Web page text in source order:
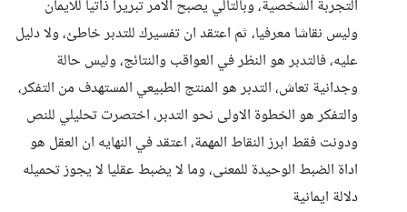
التجربة الشخصية، وبالتالي يصبح الامر تبريرا ذاتيا للايمان
وليس نقاشا معرفيا، ثم اعتقد ان تفسيرك للتدبر خاطئ، ولا دليل
عليه، فالتدبر هو النظر في العواقب والنتائج، وليس حالة
وجدانية تعاش، التدبر هو المنتج الطبيعي المستهدف من التفكر،
والتفكر هو الخطوة الاولى نحو التدبر، اختصرت تحليلي للنص
ودونت فقط ابرز النقاط المهمة، اعتقد في النهايه ان العقل هو
اداة الضبط الوحيدة للمعنى، وما لا يضبط عقليا لا يجوز تحميله
دلالة ايمانية